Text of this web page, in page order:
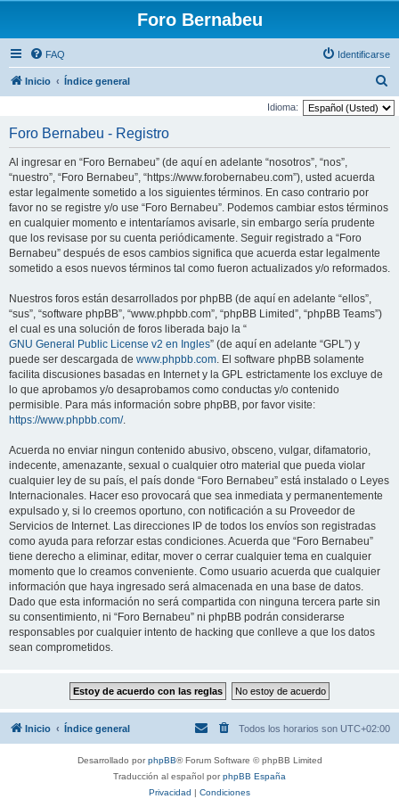
Foro Bernabeu
FAQ Identificarse
Inicio Índice general
u
Idioma:
Foro Bernabeu - Registro
Al ingresar en “Foro Bernabeu” (de aquí en adelante “nosotros”, “nos”,
“nuestro”, “Foro Bernabeu”, “https://www.forobernabeu.com”), usted acuerda
estar legalmente sometido a los siguientes términos. En caso contrario por
favor no se registre y/o use “Foro Bernabeu”. Podemos cambiar estos términos
en cualquier momento e intentaríamos avisarle, sin embargo sería prudente
que los revisase por su cuenta periódicamente. Seguir registrado a “Foro
Bernabeu” después de esos cambios significa que acuerda estar legalmente
sometido a esos nuevos términos tal como fueron actualizados y/o reformados.
Nuestros foros están desarrollados por phpBB (de aquí en adelante “ellos”,
“sus”, “software phpBB”, “www.phpbb.com”, “phpBB Limited”, “phpBB Teams”)
el cual es una solución de foros liberada bajo la “
GNU General Public License v2 en Ingles” (de aquí en adelante “GPL”) y
puede ser descargada de www.phpbb.com. El software phpBB solamente
facilita discusiones basadas en Internet y la GPL estrictamente los excluye de
lo que aprobamos y/o desaprobamos como conductas y/o contenido
permisible. Para más información sobre phpBB, por favor visite:
https://www.phpbb.com/.
Acuerda no enviar ningun contenido abusivo, obsceno, vulgar, difamatorio,
indecente, amenazante, sexual o cualquier otro material que pueda violar
cualquier ley de su país, el país donde “Foro Bernabeu” está instalado o Leyes
Internacionales. Hacer eso provocará que sea inmediata y permanentemente
expulsado y, si lo creemos oportuno, con notificación a su Proveedor de
Servicios de Internet. Las direcciones IP de todos los envíos son registradas
como ayuda para reforzar estas condiciones. Acuerda que “Foro Bernabeu”
tiene derecho a eliminar, editar, mover o cerrar cualquier tema en cualquier
momento que lo creamos conveniente. Como usuario acuerda que cualquier
información que haya ingresado será almacenada en una base de datos.
Dado que esta información no será compartida con ninguna tercera parte sin
su consentimiento, ni “Foro Bernabeu” ni phpBB podrán considerarse
responsables por cualquier intento de hacking que conlleve a que los datos
sean comprometidos.
Inicio Índice general Todos los horarios son UTC+02:00
Desarrollado porphpBB® Forum Software © phpBB Limited
Traducción al español porphpBB España
Privacidad | Condiciones